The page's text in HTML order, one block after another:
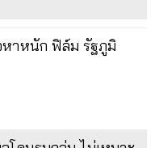
าหนัก ฟิล์ม รัฐภูมิ